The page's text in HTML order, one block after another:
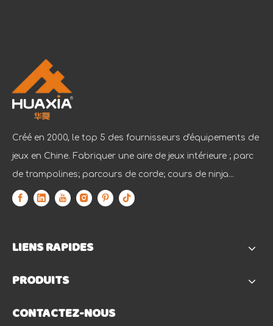
Créé en 2000, le top 5 des fournisseurs d'équipements de
jeux en Chine. Fabriquer une aire de jeux intérieure ; parc
de trampolines; parcours de corde; cours de ninja...
LIENS RAPIDES
PRODUITS
CONTACTEZ-NOUS